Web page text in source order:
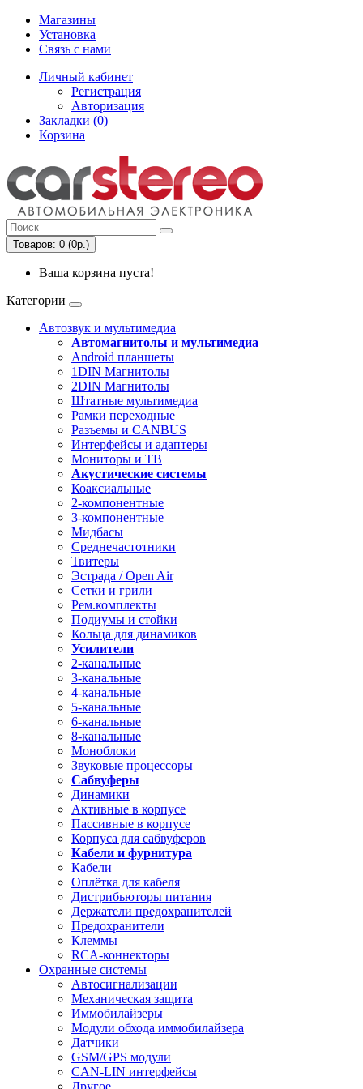
Магазины
Установка
Связь с нами
Личный кабинет
Регистрация
Авторизация
Закладки (0)
Корзина
Товаров: 0 (0р.)
Ваша корзина пуста!
Категории
Автозвук и мультимедиа
Автомагнитолы и мультимедиа
Android планшеты
1DIN Магнитолы
2DIN Магнитолы
Штатные мультимедиа
Рамки переходные
Разъемы и CANBUS
Интерфейсы и адаптеры
Мониторы и ТВ
Акустические системы
Коаксиальные
2-компонентные
3-компонентные
Мидбасы
Среднечастотники
Твитеры
Эстрада / Open Air
Сетки и грили
Рем.комплекты
Подиумы и стойки
Кольца для динамиков
Усилители
2-канальные
3-канальные
4-канальные
5-канальные
6-канальные
8-канальные
Моноблоки
Звуковые процессоры
Сабвуферы
Динамики
Активные в корпусе
Пассивные в корпусе
Корпуса для сабвуферов
Кабели и фурнитура
Кабели
Оплётка для кабеля
Дистрибьюторы питания
Держатели предохранителей
Предохранители
Клеммы
RCA-коннекторы
Охранные системы
Автосигнализации
Механическая защита
Иммобилайзеры
Модули обхода иммобилайзера
Датчики
GSM/GPS модули
CAN-LIN интерфейсы
Другое